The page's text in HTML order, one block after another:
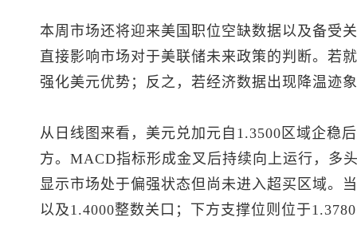
本周市场还将迎来美国职位空缺数据以及备受
直接影响市场对于美联储未来政策的判断。若
强化美元优势；反之，若经济数据出现降温迹
从日线图来看， 美元兑加元 自1.3500区域企稳
方。MACD指标形成金叉后持续向上运行，多
显示市场处于偏强状态但尚未进入超买区域。
以及1.4000整数关口；下方支撑位则位于